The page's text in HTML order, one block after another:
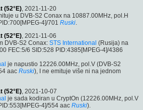
(52°E), 2021-11-20
u DVB-S2 Conax na 10887.00MHz, pol.H
4]/701 Ruski.
(52°E), 2021-11-06
DVB-S2 Conax: STS International (Rusija) na
FEC:5/6 SID:528 PID:4385[MPEG-4]/4386
je napustio 12226.00MHz, pol.V (DVB-S2
aac Ruski), I ne emituje više ni na jednom
(52°E), 2021-10-07
je sada kodiran u CryptOn (12226.00MHz, pol.V
4]/554 aac Ruski).